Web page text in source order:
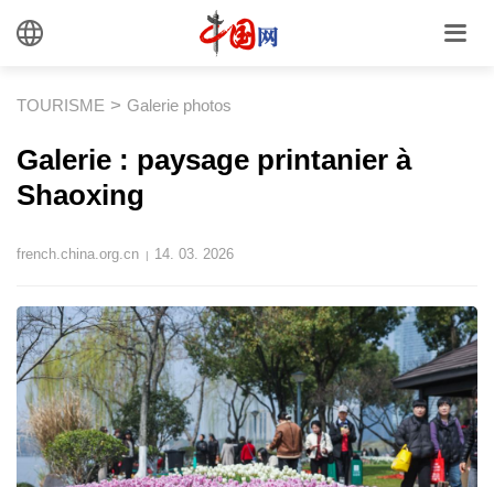
TOURISME > Galerie photos
Galerie : paysage printanier à
Shaoxing
french.china.org.cn | 14. 03. 2026